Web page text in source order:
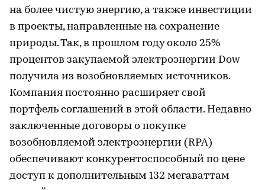
на более чистую энергию, а также инвестиции
в проекты, направленные на сохранение
природы. Так, в прошлом году около 25%
процентов закупаемой электроэнергии Dow
получила из возобновляемых источников.
Компания постоянно расширяет свой
портфель соглашений в этой области. Недавно
заключенные договоры о покупке
возобновляемой электроэнергии (RPA)
обеспечивают конкурентоспособный по цене
доступ к дополнительным 132 мегаваттам